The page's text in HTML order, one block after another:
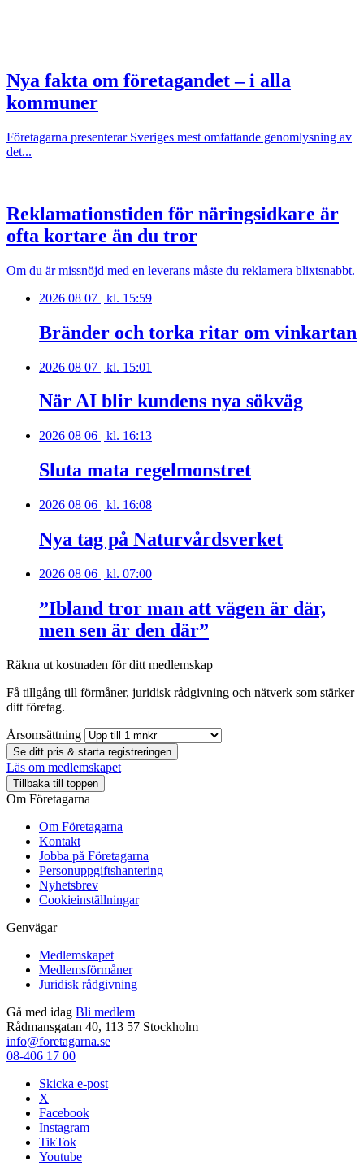
Nya fakta om företagandet – i alla
kommuner
Företagarna presenterar Sveriges mest omfattande genomlysning av
det...
Reklamationstiden för näringsidkare är
ofta kortare än du tror
Om du är missnöjd med en leverans måste du reklamera blixtsnabbt.
2026 08 07 | kl. 15:59
Bränder och torka ritar om vinkartan
2026 08 07 | kl. 15:01
När AI blir kundens nya sökväg
2026 08 06 | kl. 16:13
Sluta mata regelmonstret
2026 08 06 | kl. 16:08
Nya tag på Naturvårdsverket
2026 08 06 | kl. 07:00
”Ibland tror man att vägen är där,
men sen är den där”
Räkna ut kostnaden för ditt medlemskap
Få tillgång till förmåner, juridisk rådgivning och nätverk som stärker
ditt företag.
Årsomsättning
Se ditt pris & starta registreringen
Läs om medlemskapet
Tillbaka till toppen
Om Företagarna
Om Företagarna
Kontakt
Jobba på Företagarna
Personuppgiftshantering
Nyhetsbrev
Cookieinställningar
Genvägar
Medlemskapet
Medlemsförmåner
Juridisk rådgivning
Gå med idag Bli medlem
Rådmansgatan 40, 113 57 Stockholm
info@foretagarna.se
08-406 17 00
Skicka e-post
X
Facebook
Instagram
TikTok
Youtube